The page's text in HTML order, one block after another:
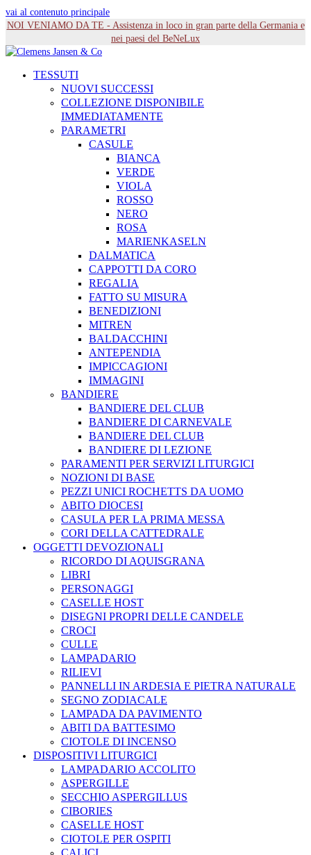
vai al contenuto principale
NOI VENIAMO DA TE - Assistenza in loco in gran parte della Germania e
nei paesi del BeNeLux
TESSUTI
NUOVI SUCCESSI
COLLEZIONE DISPONIBILE
IMMEDIATAMENTE
PARAMETRI
CASULE
BIANCA
VERDE
VIOLA
ROSSO
NERO
ROSA
MARIENKASELN
DALMATICA
CAPPOTTI DA CORO
REGALIA
FATTO SU MISURA
BENEDIZIONI
MITREN
BALDACCHINI
ANTEPENDIA
IMPICCAGIONI
IMMAGINI
BANDIERE
BANDIERE DEL CLUB
BANDIERE DI CARNEVALE
BANDIERE DEL CLUB
BANDIERE DI LEZIONE
PARAMENTI PER SERVIZI LITURGICI
NOZIONI DI BASE
PEZZI UNICI ROCHETTS DA UOMO
ABITO DIOCESI
CASULA PER LA PRIMA MESSA
CORI DELLA CATTEDRALE
OGGETTI DEVOZIONALI
RICORDO DI AQUISGRANA
LIBRI
PERSONAGGI
CASELLE HOST
DISEGNI PROPRI DELLE CANDELE
CROCI
CULLE
LAMPADARIO
RILIEVI
PANNELLI IN ARDESIA E PIETRA NATURALE
SEGNO ZODIACALE
LAMPADA DA PAVIMENTO
ABITI DA BATTESIMO
CIOTOLE DI INCENSO
DISPOSITIVI LITURGICI
LAMPADARIO ACCOLITO
ASPERGILLE
SECCHIO ASPERGILLUS
CIBORIES
CASELLE HOST
CIOTOLE PER OSPITI
CALICI